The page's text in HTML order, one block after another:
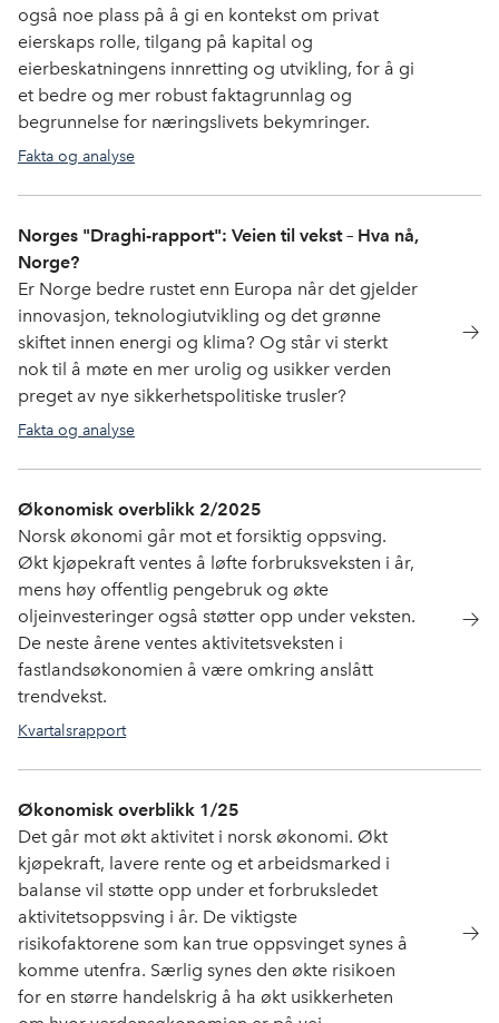
også noe plass på å gi en kontekst om privat
eierskaps rolle, tilgang på kapital og
eierbeskatningens innretting og utvikling, for å gi
et bedre og mer robust faktagrunnlag og
begrunnelse for næringslivets bekymringer.
Fakta og analyse
Norges "Draghi-rapport": Veien til vekst – Hva nå,
Norge?
Er Norge bedre rustet enn Europa når det gjelder
innovasjon, teknologiutvikling og det grønne
skiftet innen energi og klima? Og står vi sterkt
nok til å møte en mer urolig og usikker verden
preget av nye sikkerhetspolitiske trusler?
Fakta og analyse
Økonomisk overblikk 2/2025
Norsk økonomi går mot et forsiktig oppsving.
Økt kjøpekraft ventes å løfte forbruksveksten i år,
mens høy offentlig pengebruk og økte
oljeinvesteringer også støtter opp under veksten.
De neste årene ventes aktivitetsveksten i
fastlandsøkonomien å være omkring anslått
trendvekst.
Kvartalsrapport
Økonomisk overblikk 1/25
Det går mot økt aktivitet i norsk økonomi. Økt
kjøpekraft, lavere rente og et arbeidsmarked i
balanse vil støtte opp under et forbruksledet
aktivitetsoppsving i år. De viktigste
risikofaktorene som kan true oppsvinget synes å
komme utenfra. Særlig synes den økte risikoen
for en større handelskrig å ha økt usikkerheten